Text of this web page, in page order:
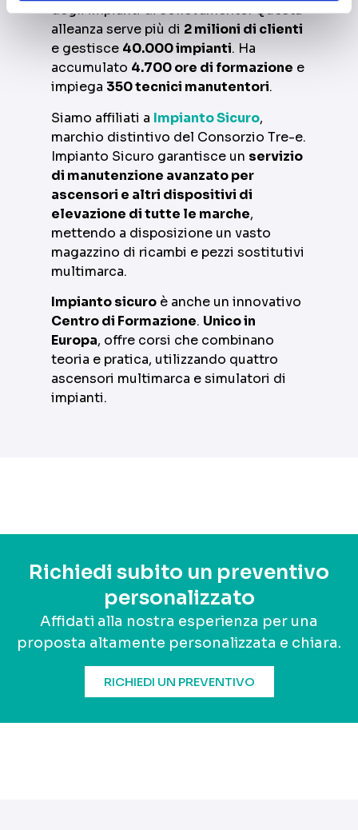
degli impianti di sollevamento. Questa
alleanza serve più di 2 milioni di clienti
e gestisce 40.000 impianti. Ha
accumulato 4.700 ore di formazione e
impiega 350 tecnici manutentori.
Siamo affiliati a Impianto Sicuro,
marchio distintivo del Consorzio Tre-e.
Impianto Sicuro garantisce un servizio
di manutenzione avanzato per
ascensori e altri dispositivi di
elevazione di tutte le marche,
mettendo a disposizione un vasto
magazzino di ricambi e pezzi sostitutivi
multimarca.
Impianto sicuro è anche un innovativo
Centro di Formazione. Unico in
Europa, offre corsi che combinano
teoria e pratica, utilizzando quattro
ascensori multimarca e simulatori di
impianti.
Richiedi subito un preventivo
personalizzato
Affidati alla nostra esperienza per una
proposta altamente personalizzata e chiara.
RICHIEDI UN PREVENTIVO